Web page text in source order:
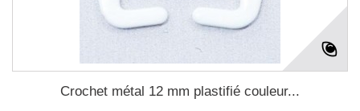
Crochet métal 12 mm plastifié couleur...